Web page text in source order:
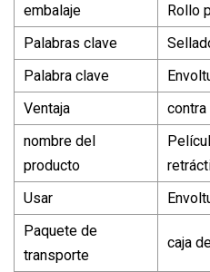
embalaje
Rollo
Palabras clave
Palabra clave
Ventaja
nombre del
producto
Usar
Paquete de
transporte
caja